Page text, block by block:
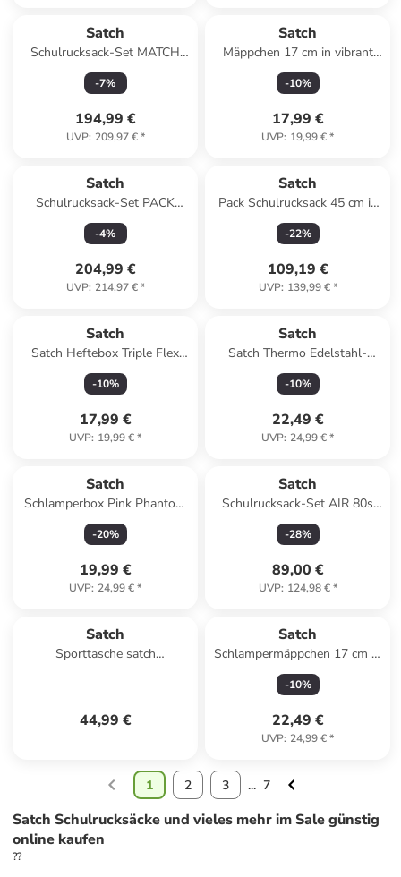
Satch
Schulrucksack-Set MATCH
Blue Tech 3-teilig in Blau
-7%
194,99 €
UVP: 209,97 €*
Satch
Mäppchen 17 cm in vibrant
blue
-10%
17,99 €
UVP: 19,99 €*
Satch
Schulrucksack-Set PACK
"Nordic Ruby" 3-teilig in Rot
-4%
204,99 €
UVP: 214,97 €*
Satch
Pack Schulrucksack 45 cm in
dark skate
-22%
109,19 €
UVP: 139,99 €*
Satch
Satch Heftebox Triple Flex
Lila
-10%
17,99 €
UVP: 19,99 €*
Satch
Satch Thermo Edelstahl-
Trinkflasche berry steel
-10%
22,49 €
UVP: 24,99 €*
Satch
Schlamperbox Pink Phantom
in blau
-20%
19,99 €
UVP: 24,99 €*
Satch
Schulrucksack-Set AIR 80s
Dance 2-teilig in Lila
-28%
89,00 €
UVP: 124,98 €*
Satch
Sporttasche satch
44,99 €
Satch
Schlampermäppchen 17 cm in
nordic black
-10%
22,49 €
UVP: 24,99 €*
1 2 3 ... 7
Satch Schulrucksäcke und vieles mehr im Sale günstig
online kaufen
??